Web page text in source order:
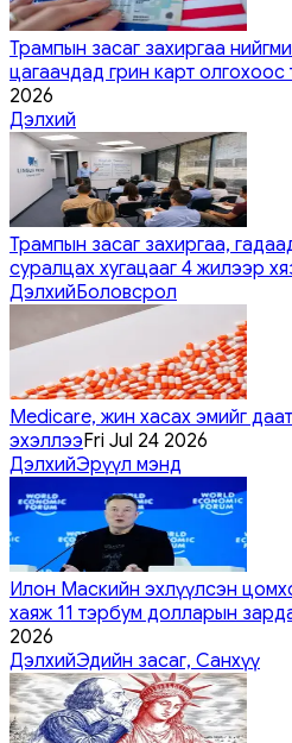
Трампын засаг захиргаа
цагаачдад грин карт олгохоос
2026
Дэлхий
Трампын засаг захиргаа,
суралцах хугацааг 4 жилээр
ДэлхийБоловсрол
Medicare, жин хасах эмийг
эхэллээFri Jul 24 2026
ДэлхийЭрүүл мэнд
Илон Маскийн эхлүүлсэн
хаяж 11 тэрбум долларын
2026
ДэлхийЭдийн засаг, Санхүү